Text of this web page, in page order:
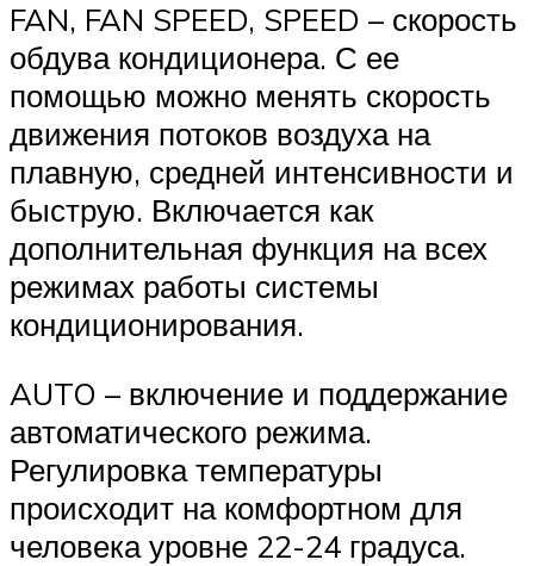
FAN, FAN SPEED, SPEED – скорость
обдува кондиционера. С ее
помощью можно менять скорость
движения потоков воздуха на
плавную, средней интенсивности и
быструю. Включается как
дополнительная функция на всех
режимах работы системы
кондиционирования.
AUTO – включение и поддержание
автоматического режима.
Регулировка температуры
происходит на комфортном для
человека уровне 22-24 градуса.